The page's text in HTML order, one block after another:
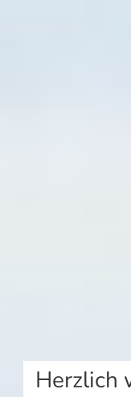
Herzlich